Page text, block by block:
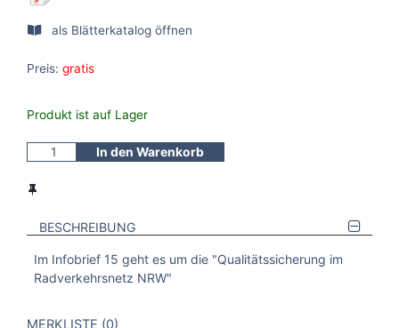
als Blätterkatalog öffnen
Preis: gratis
Produkt ist auf Lager
In den Warenkorb
BESCHREIBUNG
Im Infobrief 15 geht es um die "Qualitätssicherung im
Radverkehrsnetz NRW"
VERWEISE AUF VERMERKTE- ODER ZULETZT ANGESEHENE
MERKLISTE 0 BROSCHÜREN